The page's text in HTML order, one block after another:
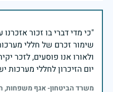
שימור זכרם של חללי
יום הזיכרון לחללי מערכות
משרד הביטחון- אגף משפחות,